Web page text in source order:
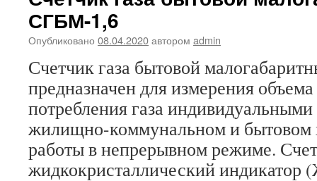
СГБМ-1,6
Опубликовано 08.04.2020автором admin
Счетчик газа бытовой
предназначен для измерения объема
потребления газа
жилищно-коммунальном и бытовом
работы в непрерывном режиме.
жидкокристаллический индикатор